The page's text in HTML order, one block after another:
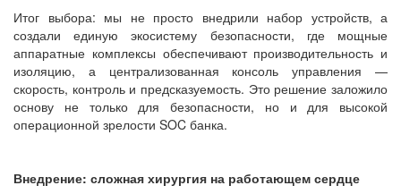
Итог выбора: мы не просто внедрили набор устройств, а
создали единую экосистему безопасности, где мощные
аппаратные комплексы обеспечивают производительность и
изоляцию, а централизованная консоль управления —
скорость, контроль и предсказуемость. Это решение заложило
основу не только для безопасности, но и для высокой
операционной зрелости SOC банка.
Внедрение: сложная хирургия на работающем сердце